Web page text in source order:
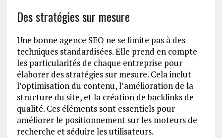
Des stratégies sur mesure
Une bonne agence SEO ne se limite pas à des
techniques standardisées. Elle prend en compte
les particularités de chaque entreprise pour
élaborer des stratégies sur mesure. Cela inclut
l’optimisation du contenu, l’amélioration de la
structure du site, et la création de backlinks de
qualité. Ces éléments sont essentiels pour
améliorer le positionnement sur les moteurs de
recherche et séduire les utilisateurs.